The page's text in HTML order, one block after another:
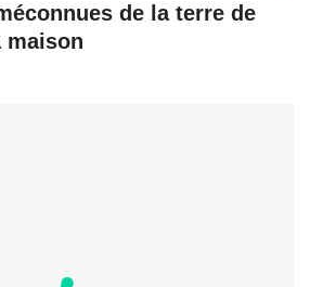
de la terre de
maison